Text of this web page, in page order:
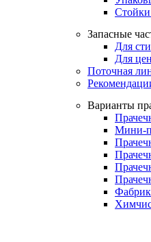
Запасные
Для
Для
Поточная
Варианты
Мини-